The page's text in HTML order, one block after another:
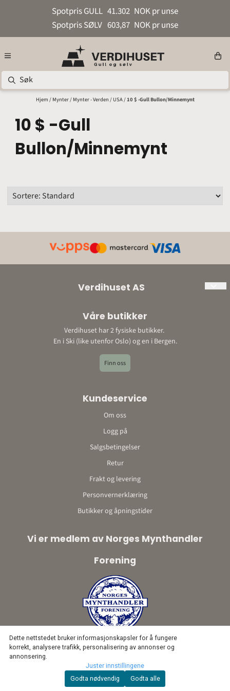
Spotpris GULL 41.302 NOK pr unse
Spotpris SØLV 603,87 NOK pr unse
Hjem / Mynter/ Mynter - Verden / USA/10 $ -Gull Bullon/Minnemynt
10 $ -Gull
Bullon/Minnemynt
Verdihuset AS
Adresse:
Ski: Bråtenveien 3, 1423 Ski
Bergen: Storetveitvegen 22, 5067 Bergen
E-post: post@verdihuset.no
Kontonummer: 9052 10 96348o
Våre butikker
Verdihuset har 2 fysiske butikker.
En i Ski (like utenfor Oslo) og en i Bergen.
Finn oss
Kundeservice
Om oss
Logg på
Salgsbetingelser
Retur
Frakt og levering
Personvernerklæring
Butikker og åpningstider
Vi er medlem av Norges Mynthandler
Forening
Dette nettstedet bruker informasjonskapsler for å fungere
korrekt, analysere trafikk, personalisering av annonser og
annonsering.
Juster innstillingene
Godta nødvendig
Godta alle